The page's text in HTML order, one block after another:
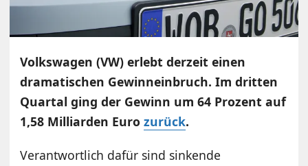
Volkswagen (VW) erlebt derzeit einen
dramatischen Gewinneinbruch. Im dritten
Quartal ging der Gewinn um 64 Prozent auf
1,58 Milliarden Eurozurück.
Verantwortlich dafür sind sinkende